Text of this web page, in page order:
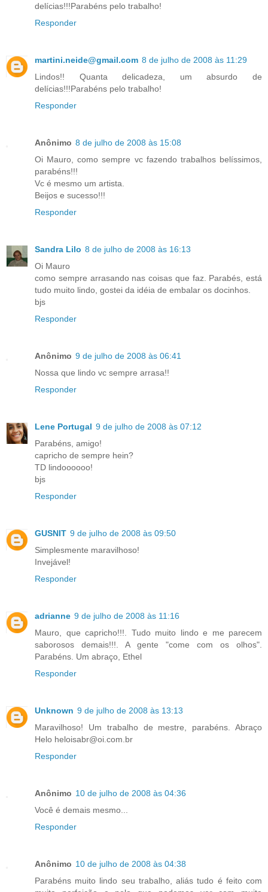
delícias!!!Parabéns pelo trabalho!
Responder
martini.neide@gmail.com 8 de julho de 2008 às 11:29
Lindos!! Quanta delicadeza, um absurdo de
delícias!!!Parabéns pelo trabalho!
Responder
Anônimo 8 de julho de 2008 às 15:08
Oi Mauro, como sempre vc fazendo trabalhos belíssimos,
parabéns!!!
Vc é mesmo um artista.
Beijos e sucesso!!!
Responder
Sandra Lilo 8 de julho de 2008 às 16:13
Oi Mauro
como sempre arrasando nas coisas que faz. Parabés, está
tudo muito lindo, gostei da idéia de embalar os docinhos.
bjs
Responder
Anônimo 9 de julho de 2008 às 06:41
Nossa que lindo vc sempre arrasa!!
Responder
Lene Portugal 9 de julho de 2008 às 07:12
Parabéns, amigo!
capricho de sempre hein?
TD lindoooooo!
bjs
Responder
GUSNIT 9 de julho de 2008 às 09:50
Simplesmente maravilhoso!
Invejável!
Responder
adrianne 9 de julho de 2008 às 11:16
Mauro, que capricho!!!. Tudo muito lindo e me parecem
saborosos demais!!!. A gente "come com os olhos".
Parabéns. Um abraço, Ethel
Responder
Unknown 9 de julho de 2008 às 13:13
Maravilhoso! Um trabalho de mestre, parabéns. Abraço
Helo heloisabr@oi.com.br
Responder
Anônimo 10 de julho de 2008 às 04:36
Você é demais mesmo...
Responder
Anônimo 10 de julho de 2008 às 04:38
Parabéns muito lindo seu trabalho, aliás tudo é feito com